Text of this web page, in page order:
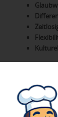
Die
Die